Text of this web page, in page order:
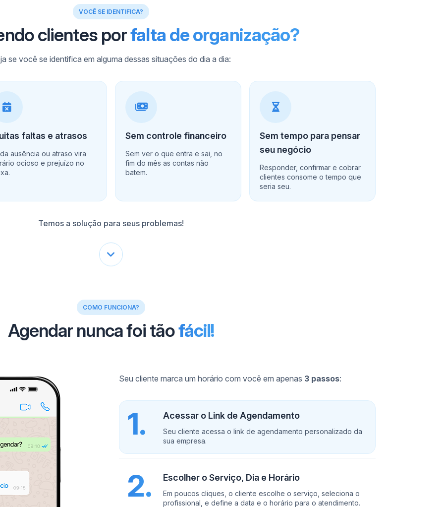
VOCÊ SE IDENTIFICA?
clientes porfalta de organização?
se você se identifica em alguma dessas situações do dia a dia:
faltas e atrasos
ausência ou atraso vira
ocioso e prejuízo no
Sem controle financeiro
Sem ver o que entra e sai, no
fim do mês as contas não
batem.
Sem tempo para pensar
seu negócio
Responder, confirmar e cobrar
clientes consome o tempo que
seria seu.
Temos a solução para seus problemas!
COMO FUNCIONA?
Agendar nunca foi tãofácil!
Seu cliente marca um horário com você em apenas 3 passos:
1. Acessar o Link de Agendamento
Seu cliente acessa o link de agendamento personalizado da
sua empresa.
2. Escolher o Serviço, Dia e Horário
Em poucos cliques, o cliente escolhe o serviço, seleciona o
profissional, e define a data e o horário para o atendimento.